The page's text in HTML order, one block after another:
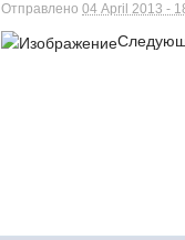
Отправлено04 April 2013 -